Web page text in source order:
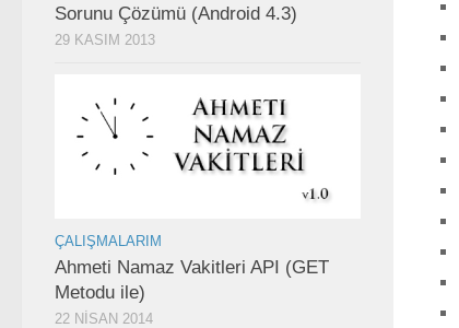
Sorunu Çözümü (Android 4.3)
29 KASIM 2013
ÇALIŞMALARIM
Ahmeti Namaz Vakitleri API (GET
Metodu ile)
22 NISAN 2014